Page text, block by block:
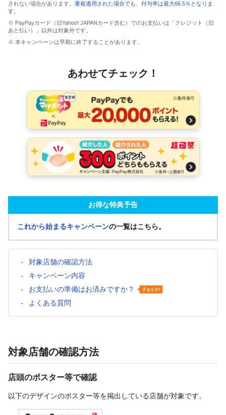
されない場合があります。 重複適用された場合でも、付与率は最大66.5％となりま
す。
※ PayPayカード（旧Yahoo! JAPANカード含む）でのお支払いは「クレジット（旧
あと払い）」以外は対象外です。
※ 本キャンペーンは早期に終了することがあります。
あわせてチェック！
お得な特典予告
これから始まるキャンペーンの一覧はこちら。
対象店舗の確認方法
キャンペーン内容
お支払いの準備はお済みですか？
よくある質問
対象店舗の確認方法
店頭のポスター等で確認
以下のデザインのポスター等を掲出している店舗が対象です。